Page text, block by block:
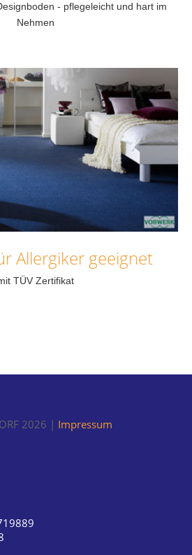
- pflegeleicht und hart im
Nehmen
Weiterlesen...
Allergiker geeignet
TÜV Zertifikat
2026
Impressum